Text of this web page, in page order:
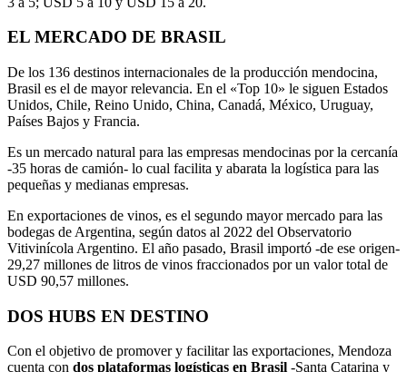
EL MERCADO DE BRASIL
De los 136 destinos internacionales de la producción mendocina,
Brasil es el de mayor relevancia. En el «Top 10» le siguen Estados
Unidos, Chile, Reino Unido, China, Canadá, México, Uruguay,
Países Bajos y Francia.
Es un mercado natural para las empresas mendocinas por la cercanía
-35 horas de camión- lo cual facilita y abarata la logística para las
pequeñas y medianas empresas.
En exportaciones de vinos, es el segundo mayor mercado para las
bodegas de Argentina, según datos al 2022 del Observatorio
Vitivinícola Argentino. El año pasado, Brasil importó -de ese origen-
29,27 millones de litros de vinos fraccionados por un valor total de
USD 90,57 millones.
DOS HUBS EN DESTINO
Con el objetivo de promover y facilitar las exportaciones, Mendoza
cuenta con dos plataformas logísticas en Brasil -Santa Catarina y